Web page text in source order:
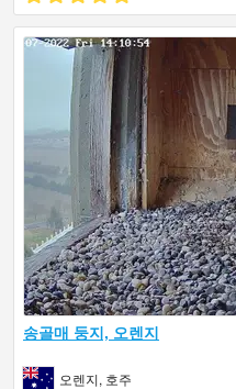
송골매 둥지, 오렌지
오렌지, 호주